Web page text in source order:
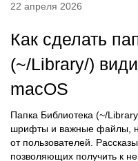
22 апреля 2026
Как сделать
(~/Library/)
macOS
Папка Библиотека (~/
шрифты и важные файлы,
от пользователей.
позволяющих получить к